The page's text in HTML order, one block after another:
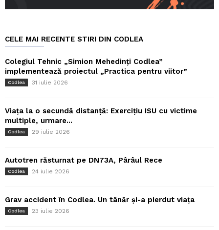
CELE MAI RECENTE STIRI DIN CODLEA
Colegiul Tehnic „Simion Mehedinți Codlea”
implementează proiectul „Practica pentru viitor”
Codlea 31 iulie 2026
Viața la o secundă distanță: Exercițiu ISU cu victime
multiple, urmare...
Codlea 29 iulie 2026
Autotren răsturnat pe DN73A, Pârâul Rece
Codlea 24 iulie 2026
Grav accident în Codlea. Un tânăr și-a pierdut viața
Codlea 23 iulie 2026